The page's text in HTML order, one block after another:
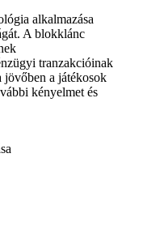
alkalmazása
A blokklánc
tranzakcióinak
jövőben a játékosok
kényelmet és